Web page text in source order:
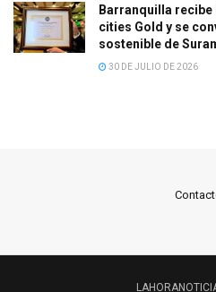
Barranquilla
cities Gold y se
sostenible de
30 DE JULIO DE 2026